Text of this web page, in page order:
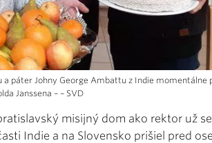
a páter Johny George Ambattu z Indie momentálne
Janssena – – SVD
misijný dom ako rektor už
Indie a na Slovensko prišiel pred